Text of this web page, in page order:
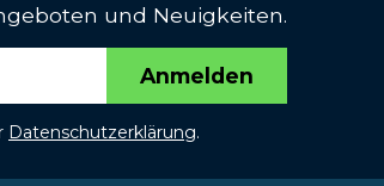
und Neuigkeiten.
Anmelden
Datenschutzerklärung.